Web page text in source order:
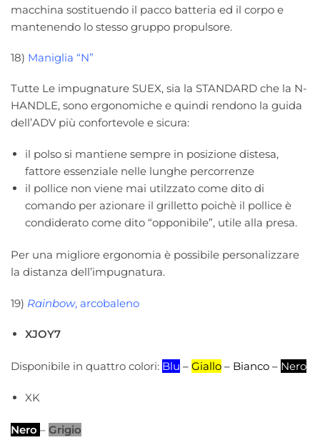
macchina sostituendo il pacco batteria ed il corpo e
mantenendo lo stesso gruppo propulsore.
18) Maniglia “N”
Tutte Le impugnature SUEX, sia la STANDARD che la N-
HANDLE, sono ergonomiche e quindi rendono la guida
dell’ADV più confortevole e sicura:
il polso si mantiene sempre in posizione distesa,
fattore essenziale nelle lunghe percorrenze
il pollice non viene mai utilzzato come dito di
comando per azionare il grilletto poichè il pollice è
condiderato come dito “opponibile”, utile alla presa.
Per una migliore ergonomia è possibile personalizzare
la distanza dell’impugnatura.
19) Rainbow, arcobaleno
XJOY7
Disponibile in quattro colori: Blu – Giallo – Bianco – Nero
XK
Nero – Grigio